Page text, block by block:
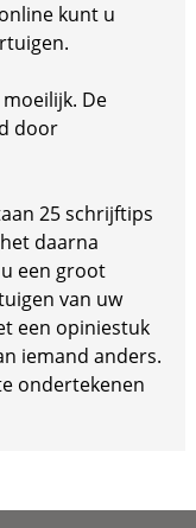
kunt u
De
door
25 schrijftips
daarna
een groot
van uw
een opiniestuk
iemand anders.
ondertekenen